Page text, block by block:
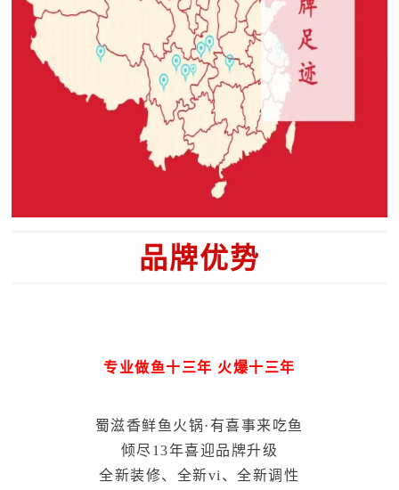
品牌优势
专业做鱼十三年 火爆十三年
蜀滋香鲜鱼火锅·有喜事来吃鱼
倾尽13年喜迎品牌升级
全新装修、全新vi、全新调性